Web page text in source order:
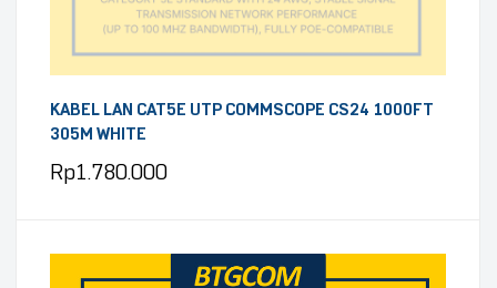
KABEL LAN CAT5E UTP COMMSCOPE CS24 1000FT
305M WHITE
Rp1.780.000